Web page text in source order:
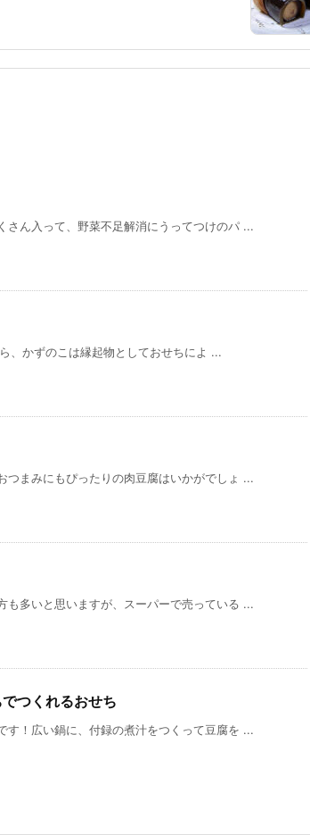
さん入って、野菜不足解消にうってつけのパ ...
、かずのこは縁起物としておせちによ ...
つまみにもぴったりの肉豆腐はいかがでしょ ...
も多いと思いますが、スーパーで売っている ...
つくれるおせち
す！広い鍋に、付録の煮汁をつくって豆腐を ...